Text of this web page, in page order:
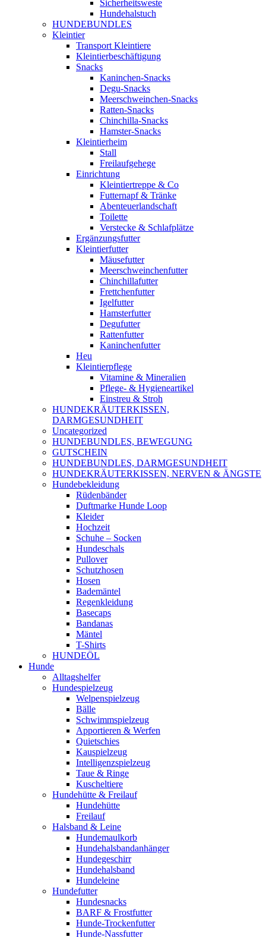
Sicherheitsweste
Hundehalstuch
HUNDEBUNDLES
Kleintier
Transport Kleintiere
Kleintierbeschäftigung
Snacks
Kaninchen-Snacks
Degu-Snacks
Meerschweinchen-Snacks
Ratten-Snacks
Chinchilla-Snacks
Hamster-Snacks
Kleintierheim
Stall
Freilaufgehege
Einrichtung
Kleintiertreppe & Co
Futternapf & Tränke
Abenteuerlandschaft
Toilette
Verstecke & Schlafplätze
Ergänzungsfutter
Kleintierfutter
Mäusefutter
Meerschweinchenfutter
Chinchillafutter
Frettchenfutter
Igelfutter
Hamsterfutter
Degufutter
Rattenfutter
Kaninchenfutter
Heu
Kleintierpflege
Vitamine & Mineralien
Pflege- & Hygieneartikel
Einstreu & Stroh
HUNDEKRÄUTERKISSEN,
DARMGESUNDHEIT
Uncategorized
HUNDEBUNDLES, BEWEGUNG
GUTSCHEIN
HUNDEBUNDLES, DARMGESUNDHEIT
HUNDEKRÄUTERKISSEN, NERVEN & ÄNGSTE
Hundebekleidung
Rüdenbänder
Duftmarke Hunde Loop
Kleider
Hochzeit
Schuhe – Socken
Hundeschals
Pullover
Schutzhosen
Hosen
Bademäntel
Regenkleidung
Basecaps
Bandanas
Mäntel
T-Shirts
HUNDEÖL
Hunde
Alltagshelfer
Hundespielzeug
Welpenspielzeug
Bälle
Schwimmspielzeug
Apportieren & Werfen
Quietschies
Kauspielzeug
Intelligenzspielzeug
Taue & Ringe
Kuscheltiere
Hundehütte & Freilauf
Hundehütte
Freilauf
Halsband & Leine
Hundemaulkorb
Hundehalsbandanhänger
Hundegeschirr
Hundehalsband
Hundeleine
Hundefutter
Hundesnacks
BARF & Frostfutter
Hunde-Trockenfutter
Hunde-Nassfutter